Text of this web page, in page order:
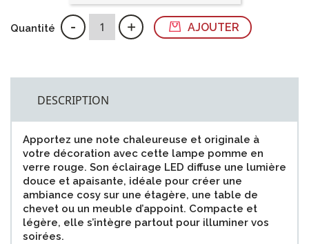
Quantité - + AJOUTER
DESCRIPTION
Apportez une note chaleureuse et originale à
votre décoration avec cette lampe pomme en
verre rouge. Son éclairage LED diffuse une lumière
douce et apaisante, idéale pour créer une
ambiance cosy sur une étagère, une table de
chevet ou un meuble d’appoint. Compacte et
légère, elle s’intègre partout pour illuminer vos
soirées.